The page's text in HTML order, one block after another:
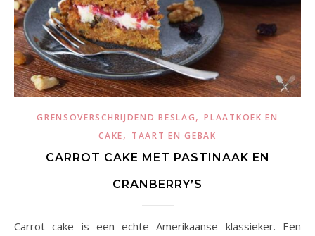
GRENSOVERSCHRIJDEND BESLAG,PLAATKOEK EN
CAKE, TAART EN GEBAK
CARROT CAKE MET PASTINAAK EN
CRANBERRY’S
Carrot cake is een echte Amerikaanse klassieker. Een